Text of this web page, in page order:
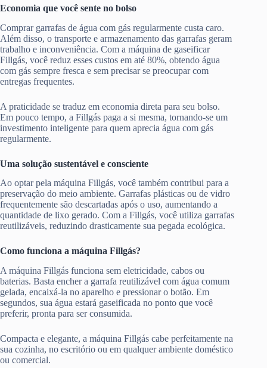
Economia que você sente no bolso
Comprar garrafas de água com gás regularmente custa caro.
Além disso, o transporte e armazenamento das garrafas geram
trabalho e inconveniência. Com a máquina de gaseificar
Fillgás, você reduz esses custos em até 80%, obtendo água
com gás sempre fresca e sem precisar se preocupar com
entregas frequentes.
A praticidade se traduz em economia direta para seu bolso.
Em pouco tempo, a Fillgás paga a si mesma, tornando-se um
investimento inteligente para quem aprecia água com gás
regularmente.
Uma solução sustentável e consciente
Ao optar pela máquina Fillgás, você também contribui para a
preservação do meio ambiente. Garrafas plásticas ou de vidro
frequentemente são descartadas após o uso, aumentando a
quantidade de lixo gerado. Com a Fillgás, você utiliza garrafas
reutilizáveis, reduzindo drasticamente sua pegada ecológica.
Como funciona a máquina Fillgás?
A máquina Fillgás funciona sem eletricidade, cabos ou
baterias. Basta encher a garrafa reutilizável com água comum
gelada, encaixá-la no aparelho e pressionar o botão. Em
segundos, sua água estará gaseificada no ponto que você
preferir, pronta para ser consumida.
Compacta e elegante, a máquina Fillgás cabe perfeitamente na
sua cozinha, no escritório ou em qualquer ambiente doméstico
ou comercial.